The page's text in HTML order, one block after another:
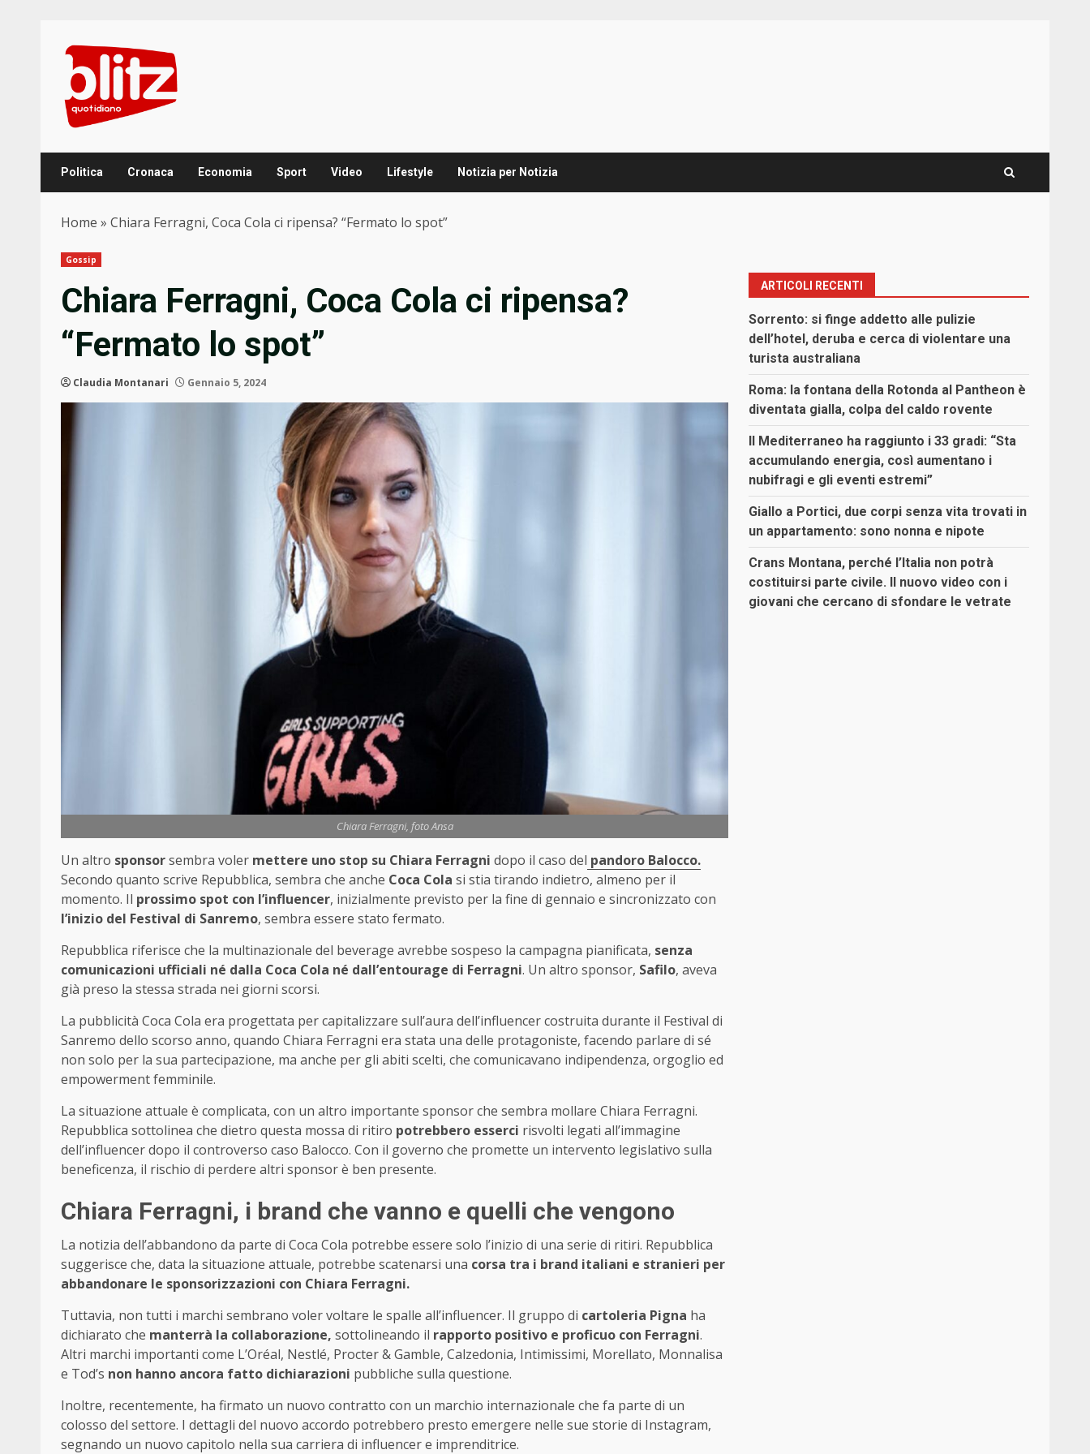
content
Politica Cronaca Economia Sport Video Lifestyle Notizia per Notizia
Home » Chiara Ferragni, Coca Cola ci ripensa? “Fermato lo spot”
Gossip
Chiara Ferragni, Coca Cola ci ripensa?
“Fermato lo spot”
Claudia Montanari Gennaio 5, 2024
Chiara Ferragni, foto Ansa
Un altro sponsorsembra voler mettere uno stop su Chiara Ferragni dopo il caso del pandoro Balocco.
Secondo quanto scrive Repubblica, sembra che anche Coca Cola si stia tirando indietro, almeno per il
momento. Il prossimo spot con l’influencer, inizialmente previsto per la fine di gennaio e sincronizzato con
l’inizio del Festival di Sanremo, sembra essere stato fermato.
Repubblica riferisce che la multinazionale del beverage avrebbe sospeso la campagna pianificata, senza
comunicazioni ufficiali né dalla Coca Cola né dall’entourage di Ferragni. Un altro sponsor, Safilo, aveva
già preso la stessa strada nei giorni scorsi.
La pubblicità Coca Cola era progettata per capitalizzare sull’aura dell’influencer costruita durante il Festival di
Sanremo dello scorso anno, quando Chiara Ferragni era stata una delle protagoniste, facendo parlare di sé
non solo per la sua partecipazione, ma anche per gli abiti scelti, che comunicavano indipendenza, orgoglio ed
empowerment femminile.
La situazione attuale è complicata, con un altro importante sponsor che sembra mollare Chiara Ferragni.
Repubblica sottolinea che dietro questa mossa di ritiro potrebbero esserci risvolti legati all’immagine
dell’influencer dopo il controverso caso Balocco. Con il governo che promette un intervento legislativo sulla
beneficenza, il rischio di perdere altri sponsor è ben presente.
Chiara Ferragni, i brand che vanno e quelli che vengono
La notizia dell’abbandono da parte di Coca Cola potrebbe essere solo l’inizio di una serie di ritiri. Repubblica
suggerisce che, data la situazione attuale, potrebbe scatenarsi una corsa tra i brand italiani e stranieri per
abbandonare le sponsorizzazioni con Chiara Ferragni.
Tuttavia, non tutti i marchi sembrano voler voltare le spalle all’influencer. Il gruppo di cartoleria Pigna ha
dichiarato che manterrà la collaborazione, sottolineando il rapporto positivo e proficuo con Ferragni.
Altri marchi importanti come L’Oréal, Nestlé, Procter & Gamble, Calzedonia, Intimissimi, Morellato, Monnalisa
e Tod’s non hanno ancora fatto dichiarazioni pubbliche sulla questione.
Inoltre, recentemente, ha firmato un nuovo contratto con un marchio internazionale che fa parte di un
colosso del settore. I dettagli del nuovo accordo potrebbero presto emergere nelle sue storie di Instagram,
segnando un nuovo capitolo nella sua carriera di influencer e imprenditrice.
ARTICOLI RECENTI
Sorrento: si finge addetto alle pulizie
dell’hotel, deruba e cerca di violentare una
turista australiana
Roma: la fontana della Rotonda al Pantheon è
diventata gialla, colpa del caldo rovente
Il Mediterraneo ha raggiunto i 33 gradi: “Sta
accumulando energia, così aumentano i
nubifragi e gli eventi estremi”
Giallo a Portici, due corpi senza vita trovati in
un appartamento: sono nonna e nipote
Crans Montana, perché l’Italia non potrà
costituirsi parte civile. Il nuovo video con i
giovani che cercano di sfondare le vetrate